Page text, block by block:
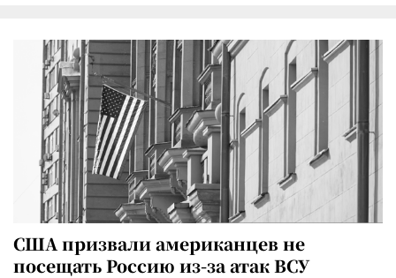
США призвали американцев не
посещать Россию из-за атак ВСУ